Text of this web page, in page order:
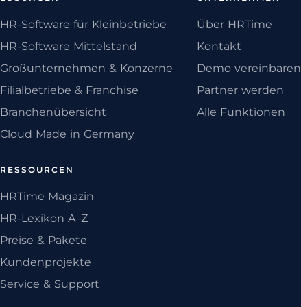
HR-Software für Kleinbetriebe
HR-Software Mittelstand
Großunternehmen & Konzerne
Filialbetriebe & Franchise
Branchenübersicht
Cloud Made in Germany
RESSOURCEN
HRTime Magazin
HR-Lexikon A–Z
Preise & Pakete
Kundenprojekte
Service & Support
Über HRTime
Kontakt
Demo vereinbaren
Partner werden
Alle Funktionen